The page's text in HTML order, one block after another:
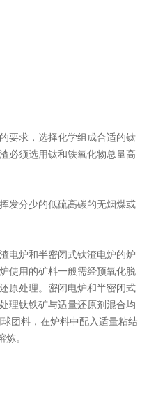
要求，选择化学组成合适的钛
必须选用钛和铁氧化物总量高
发分少的低硫高碳的无烟煤或
电炉和半密闭式钛渣电炉的炉
使用的矿料一般需经预氧化脱
原处理。密闭电炉和半密闭式
理钛铁矿与适量还原剂混合均
团料，在炉料中配入适量粘结
。